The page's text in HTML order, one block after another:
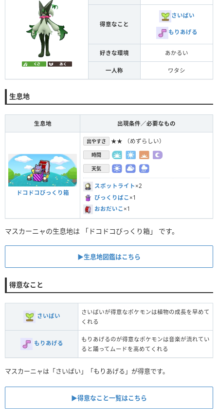
得意なこと
さいばい
もりあげる
好きな環境 あかるい
一人称 ワタシ
生息地
生息地 出現条件／必要なもの
ドコドコびっくり箱
出やすさ ★★ （めずらしい）
時間
天気
スポットライト ×2
びっくりばこ ×1
おおだいこ ×1
マスカーニャの生息地は 「ドコドコびっくり箱」 です。
▶︎生息地図鑑はこちら
得意なこと
さいばい
さいばいが得意なポケモンは植物の成長を早めて
くれる
もりあげる
もりあげるのが得意なポケモンは音楽が流れてい
ると踊ってムードを高めてくれる
マスカーニャは「さいばい」「もりあげる」が得意です。
▶︎得意なこと一覧はこちら